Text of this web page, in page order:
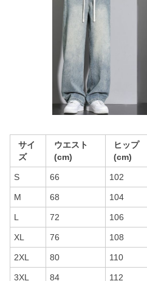
サイ
ズ
ウエスト
(cm)
ヒップ
(cm)
S 66 102
M 68 104
L 72 106
XL 76 108
2XL 80 110
3XL 84 112